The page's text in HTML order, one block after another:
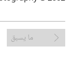
ما يسبق